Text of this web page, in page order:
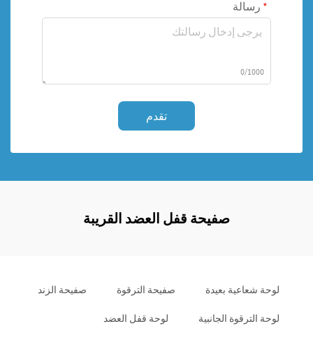
رسالة
0/1000
تقدم
صفيحة قفل العضد القريبة
لوحة شعاعية بعيدة صفيحة الترقوة صفيحة الزند
لوحة الترقوة الجانبية لوحة قفل العضد